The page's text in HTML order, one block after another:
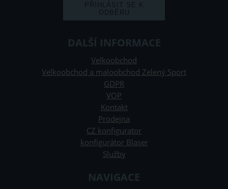
DALŠÍ INFORMACE
Velkoobchod
Velkoobchod a maloobchod Zelený Sport
GDPR
VOP
Kontakt
Prodejna
CZ konfigurator
konfigurátor Blaser
Služby
NAVIGACE